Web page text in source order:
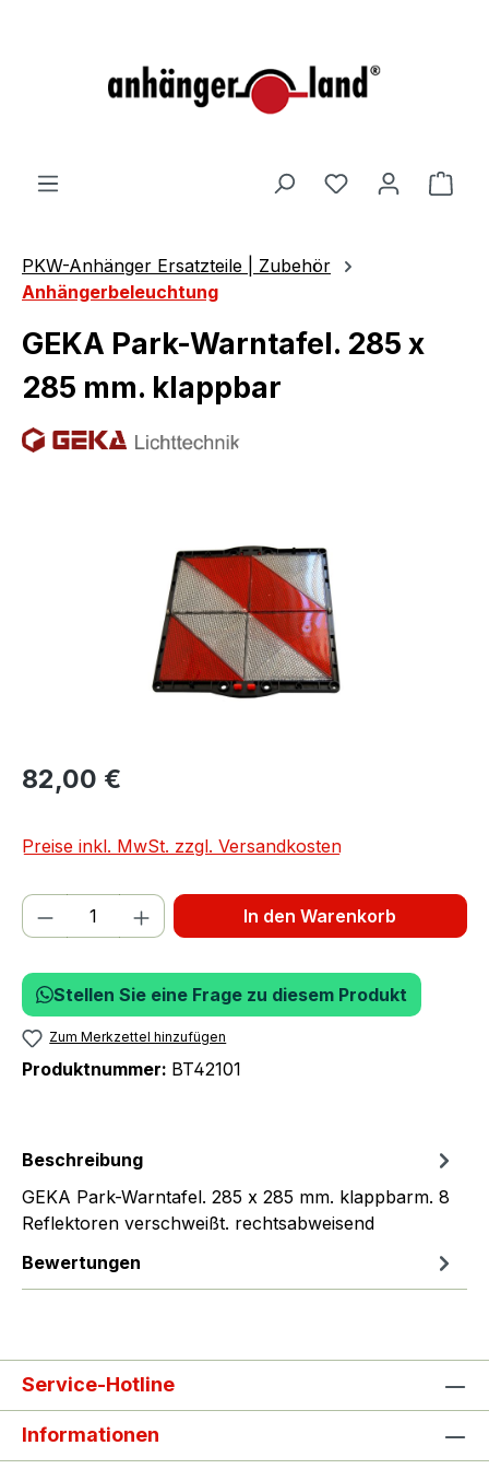
PKW-Anhänger Ersatzteile | Zubehör
Anhängerbeleuchtung
GEKA Park-Warntafel. 285 x
285 mm. klappbar
82,00 €
Preise inkl. MwSt. zzgl. Versandkosten
Produkt Anzahl: Gib den gewünschten
In den Warenkorb
Stellen Sie eine Frage zu diesem Produkt
Zum Merkzettel hinzufügen
Produktnummer: BT42101
Beschreibung
GEKA Park-Warntafel. 285 x 285 mm. klappbarm. 8
Reflektoren verschweißt. rechtsabweisend
Bewertungen
Service-Hotline
Informationen